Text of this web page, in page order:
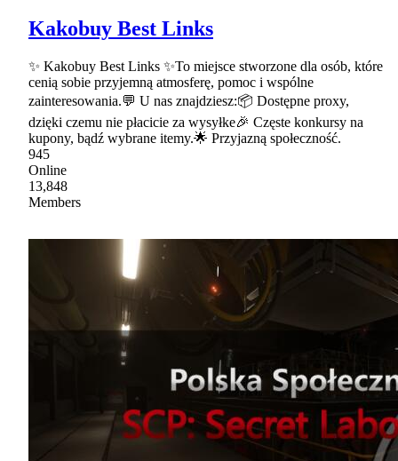
Kakobuy Best Links
✨ Kakobuy Best Links ✨To miejsce stworzone dla osób, które
cenią sobie przyjemną atmosferę, pomoc i wspólne
zainteresowania.💬 U nas znajdziesz:📦 Dostępne proxy,
dzięki czemu nie płacicie za wysyłke🎉 Częste konkursy na
kupony, bądź wybrane itemy.🌟 Przyjazną społeczność.
945
Online
13,848
Members